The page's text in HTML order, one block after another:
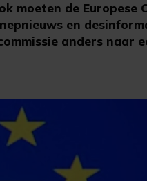
moeten de Europese
en
anders naar